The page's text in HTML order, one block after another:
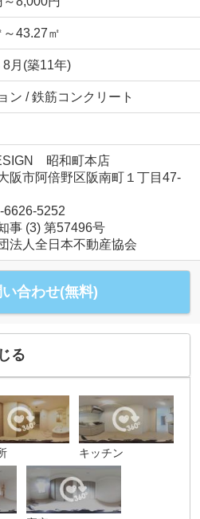
43.27㎡
月(築11年)
ン / 鉄筋コンクリート
昭和町本店
阪市阿倍野区阪南町１丁目47-
6626-5252
事 (3) 第57496号
法人全日本不動産協会
合わせ(無料)
る
キッチン